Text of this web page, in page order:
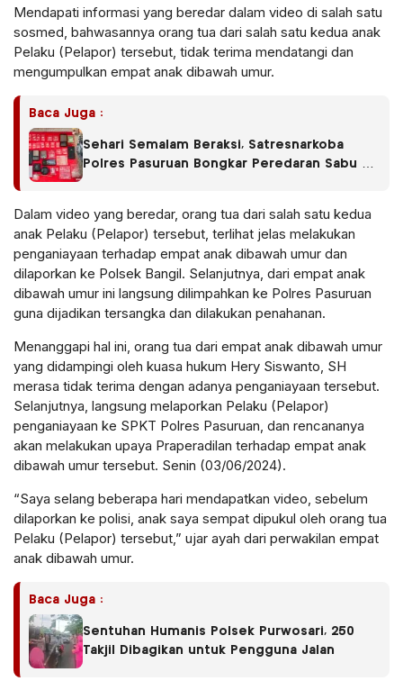
Mendapati informasi yang beredar dalam video di salah satu
sosmed, bahwasannya orang tua dari salah satu kedua anak
Pelaku (Pelapor) tersebut, tidak terima mendatangi dan
mengumpulkan empat anak dibawah umur.
Baca Juga :
Sehari Semalam Beraksi, Satresnarkoba
Polres Pasuruan Bongkar Peredaran Sabu di
Dalam video yang beredar, orang tua dari salah satu kedua
anak Pelaku (Pelapor) tersebut, terlihat jelas melakukan
penganiayaan terhadap empat anak dibawah umur dan
dilaporkan ke Polsek Bangil. Selanjutnya, dari empat anak
dibawah umur ini langsung dilimpahkan ke Polres Pasuruan
guna dijadikan tersangka dan dilakukan penahanan.
Menanggapi hal ini, orang tua dari empat anak dibawah umur
yang didampingi oleh kuasa hukum Hery Siswanto, SH
merasa tidak terima dengan adanya penganiayaan tersebut.
Selanjutnya, langsung melaporkan Pelaku (Pelapor)
penganiayaan ke SPKT Polres Pasuruan, dan rencananya
akan melakukan upaya Praperadilan terhadap empat anak
dibawah umur tersebut. Senin (03/06/2024).
“Saya selang beberapa hari mendapatkan video, sebelum
dilaporkan ke polisi, anak saya sempat dipukul oleh orang tua
Pelaku (Pelapor) tersebut,” ujar ayah dari perwakilan empat
anak dibawah umur.
Baca Juga :
Sentuhan Humanis Polsek Purwosari, 250
Takjil Dibagikan untuk Pengguna Jalan